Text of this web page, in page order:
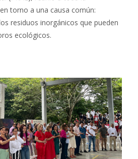
torno a una causa común:
residuos inorgánicos que pueden
ecológicos.